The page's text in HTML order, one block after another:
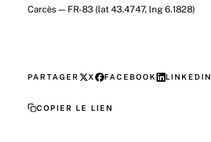
Carcès — FR-83 (lat 43.4747, lng 6.1828)
PARTAGER X FACEBOOK LINKEDIN
COPIER LE LIEN